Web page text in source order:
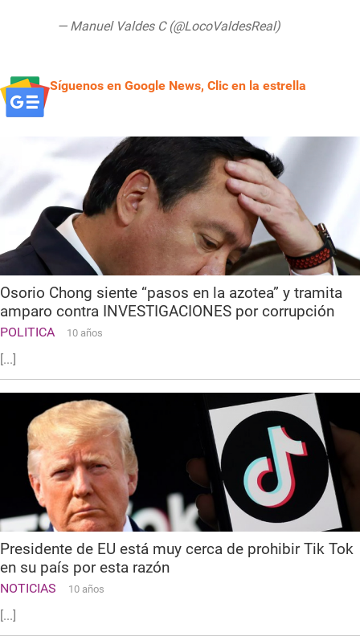
— Manuel Valdes C (@LocoValdesReal)
Síguenos en Google News, Clic en la estrella
Osorio Chong siente “pasos en la azotea” y tramita
amparo contra INVESTIGACIONES por corrupción
POLITICA 10 años
[...]
Presidente de EU está muy cerca de prohibir Tik Tok
en su país por esta razón
NOTICIAS 10 años
[...]